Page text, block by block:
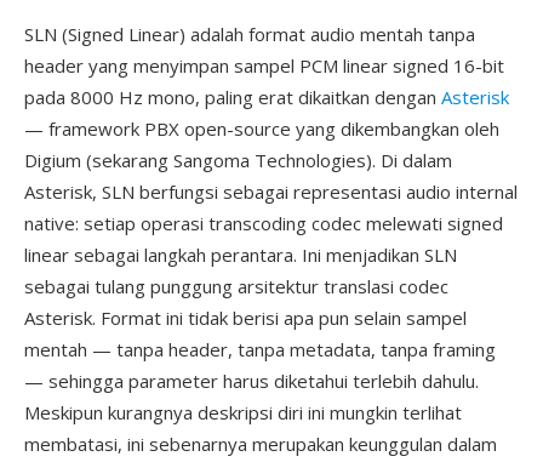
SLN (Signed Linear) adalah format audio mentah tanpa
header yang menyimpan sampel PCM linear signed 16-bit
pada 8000 Hz mono, paling erat dikaitkan dengan Asterisk
— framework PBX open-source yang dikembangkan oleh
Digium (sekarang Sangoma Technologies). Di dalam
Asterisk, SLN berfungsi sebagai representasi audio internal
native: setiap operasi transcoding codec melewati signed
linear sebagai langkah perantara. Ini menjadikan SLN
sebagai tulang punggung arsitektur translasi codec
Asterisk. Format ini tidak berisi apa pun selain sampel
mentah — tanpa header, tanpa metadata, tanpa framing
— sehingga parameter harus diketahui terlebih dahulu.
Meskipun kurangnya deskripsi diri ini mungkin terlihat
membatasi, ini sebenarnya merupakan keunggulan dalam